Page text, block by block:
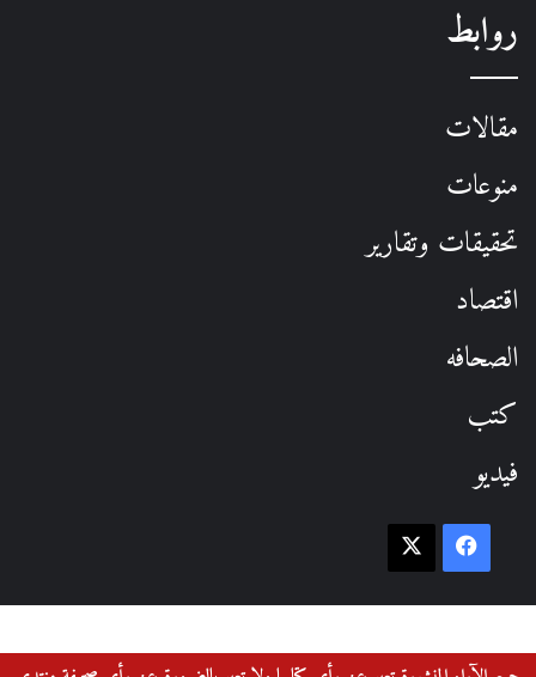
روابط
مقالات
منوعات
تحقيقات وتقارير
اقتصاد
الصحافه
كتب
فيديو
فيسبوك